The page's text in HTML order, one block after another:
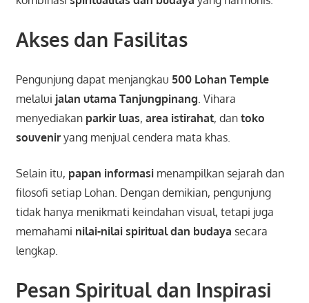
Akses dan Fasilitas
Pengunjung dapat menjangkau 500 Lohan Temple
melalui jalan utama Tanjungpinang . Vihara
menyediakan parkir luas, area istirahat, dan toko
souveniryang menjual cendera mata khas.
Selain itu, papan informasimenampilkan sejarah dan
filosofi setiap Lohan. Dengan demikian, pengunjung
tidak hanya menikmati keindahan visual, tetapi juga
memahami nilai-nilai spiritual dan budaya secara
lengkap.
Pesan Spiritual dan Inspirasi